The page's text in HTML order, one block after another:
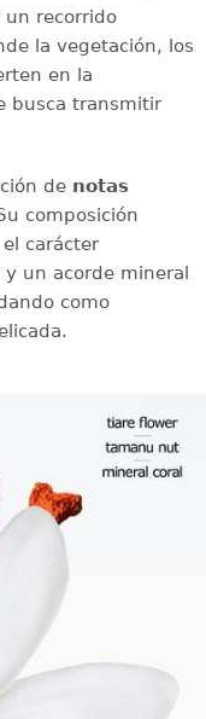
recorrido
la vegetación, los
en la
busca transmitir
de notas
composición
carácter
y un acorde mineral
como